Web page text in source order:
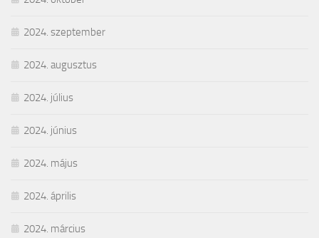
2024. szeptember
2024. augusztus
2024. július
2024. június
2024. május
2024. április
2024. március